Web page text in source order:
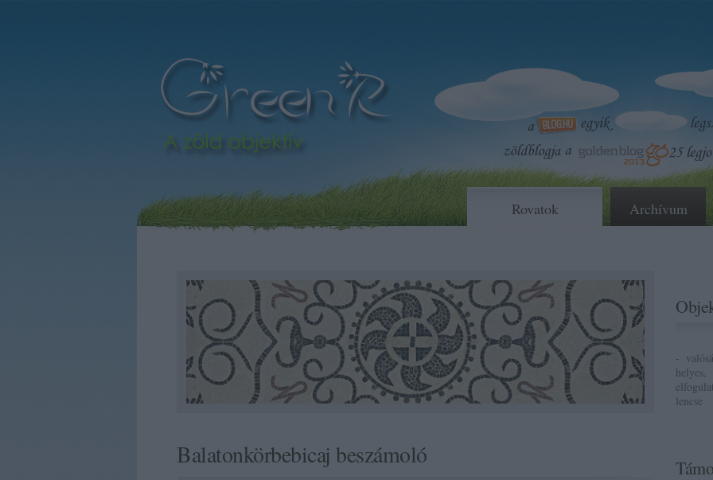
Archívum
Rovatok
Balatonkörbebicaj beszámoló
-
lencse